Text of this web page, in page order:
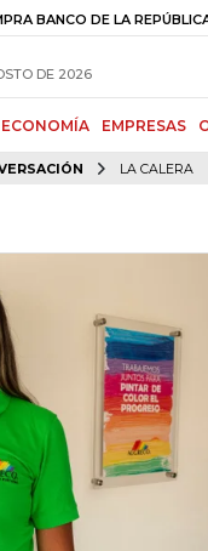
DE LA REPÚBLICA $
DE 2026
ECONOMÍA EMPRESAS
LA CALERA